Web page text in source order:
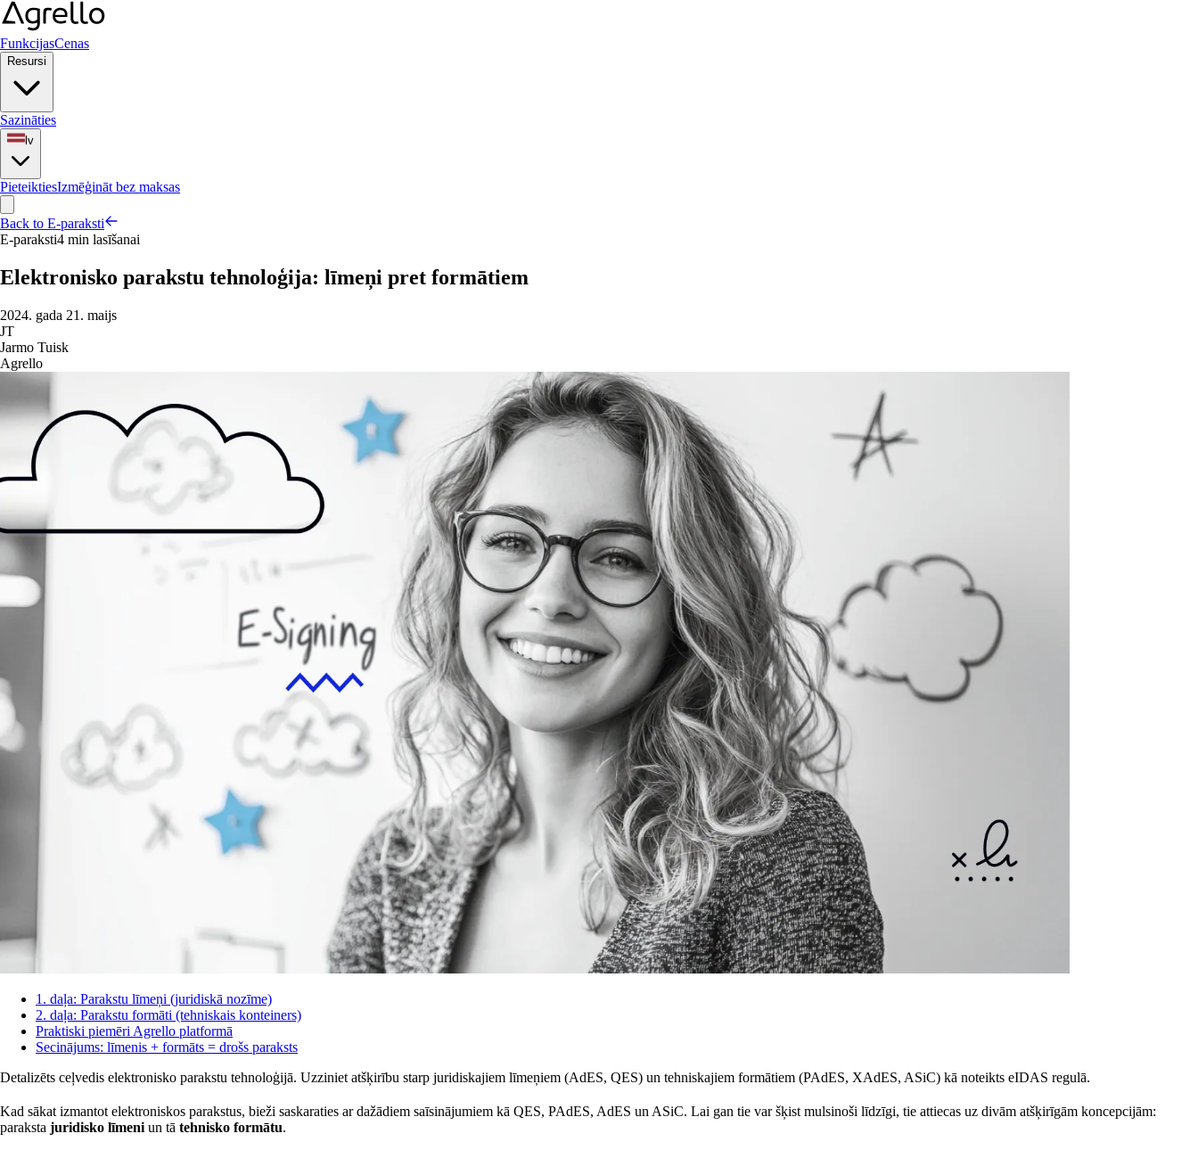
FunkcijasCenas
Resursi
Sazināties
lv
PieteiktiesIzmēģināt bez maksas
Back to E-paraksti
E-paraksti4 min lasīšanai
Elektronisko parakstu tehnoloģija: līmeņi pret formātiem
2024. gada 21. maijs
JT
Jarmo Tuisk
Agrello
1. daļa: Parakstu līmeņi (juridiskā nozīme)
2. daļa: Parakstu formāti (tehniskais konteiners)
Praktiski piemēri Agrello platformā
Secinājums: līmenis + formāts = drošs paraksts
Detalizēts ceļvedis elektronisko parakstu tehnoloģijā. Uzziniet atšķirību starp juridiskajiem līmeņiem (AdES, QES) un tehniskajiem formātiem (PAdES, XAdES, ASiC) kā noteikts eIDAS regulā.
Kad sākat izmantot elektroniskos parakstus, bieži saskaraties ar dažādiem saīsinājumiem kā QES, PAdES, AdES un ASiC. Lai gan tie var šķist mulsinoši līdzīgi, tie attiecas uz divām atšķirīgām koncepcijām:
paraksta juridisko līmeni un tā tehnisko formātu.